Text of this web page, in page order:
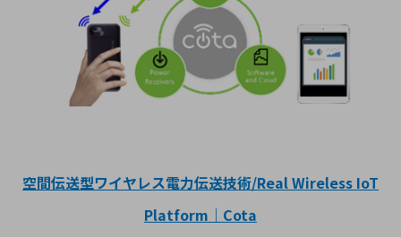
空間伝送型ワイヤレス電力伝送技術/Real Wireless IoT
Platform｜Cota